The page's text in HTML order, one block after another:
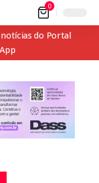
0
do Portal